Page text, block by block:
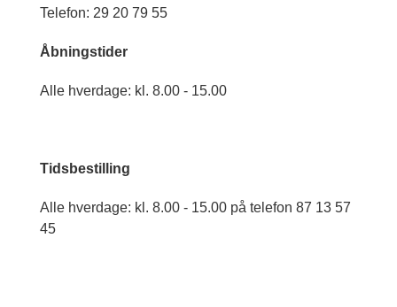
Telefon: 29 20 79 55
Åbningstider
Alle hverdage: kl. 8.00 - 15.00
Tidsbestilling
Alle hverdage: kl. 8.00 - 15.00 på telefon 87 13 57
45